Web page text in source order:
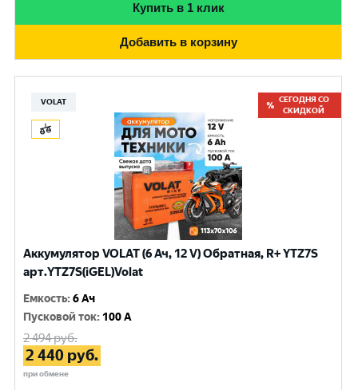
Купить в 1 клик
Добавить в корзину
VOLAT
СЕГОДНЯ СО
СКИДКОЙ
Аккумулятор VOLAT (6 Ач, 12 V) Обратная, R+ YTZ7S
арт.YTZ7S(iGEL)Volat
Емкость:6 Ач
Пусковой ток: 100 A
2 494руб.
2 440 руб.
при обмене